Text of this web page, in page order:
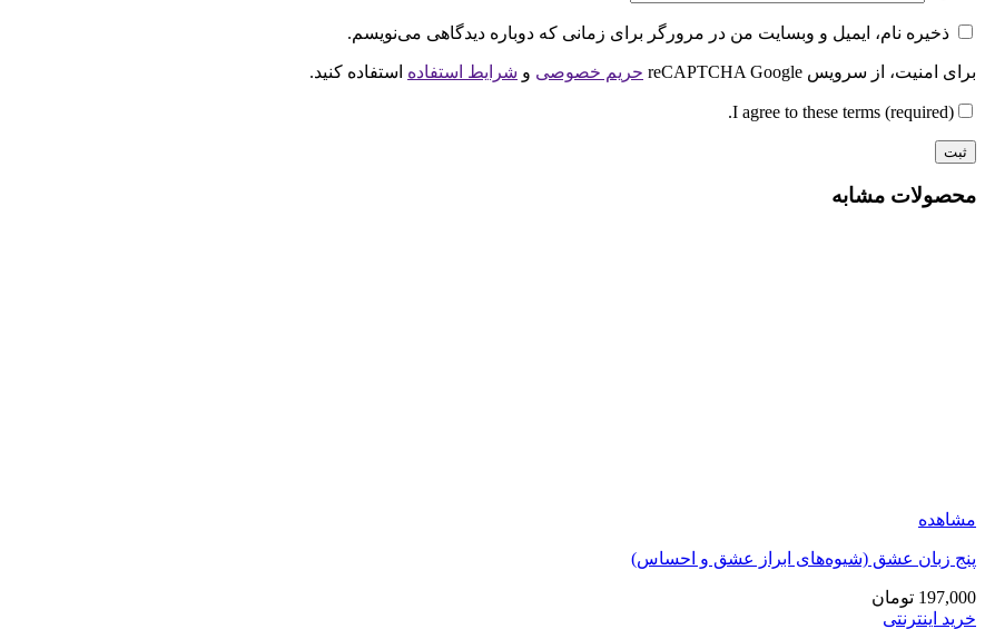
ذخیره نام، ایمیل و وبسایت من در مرورگر برای زمانی که دوباره دیدگاهی می‌نویسم.
برای امنیت، از سرویس reCAPTCHA Google حریم خصوصی و شرایط استفاده استفاده کنید.
I agree to these terms (required).
محصولات مشابه
مشاهده
پنج زبان عشق (شیوه‌های ابراز عشق و احساس)
197,000 تومان
خرید اینترنتی